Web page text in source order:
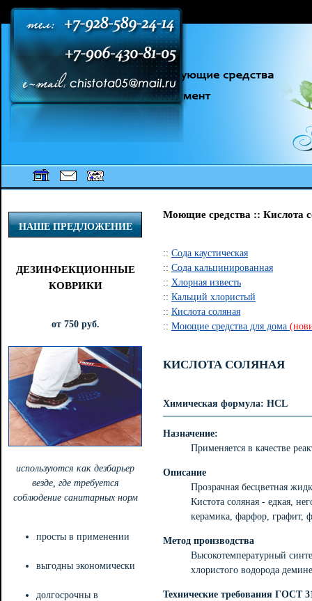
[an error occurred while processing this directive] [an error occurred while
processing this directive] [an error occurred while processing this directive]
НАШЕ ПРЕДЛОЖЕНИЕ
ДЕЗИНФЕКЦИОННЫЕ
КОВРИКИ
от 750 руб.
используются как дезбарьер
везде, где требуется
соблюдение санитарных норм
просты в применении
выгодны экономически
долгосрочны в
Моющие средства :: Кислота
:: Сода каустическая
:: Сода кальцинированная
:: Хлорная известь
:: Кальций хлористый
:: Кислота соляная
:: Моющие средства для дома
КИСЛОТА СОЛЯНАЯ
Химическая формула: HCL
Назначение:
Применяется в качестве
Описание
Прозрачная бесцветная
Кистота соляная - едкая,
керамика, фарфор, графит,
Метод производства
Высокотемпературный
хлористого водорода
Технические требования ГОСТ